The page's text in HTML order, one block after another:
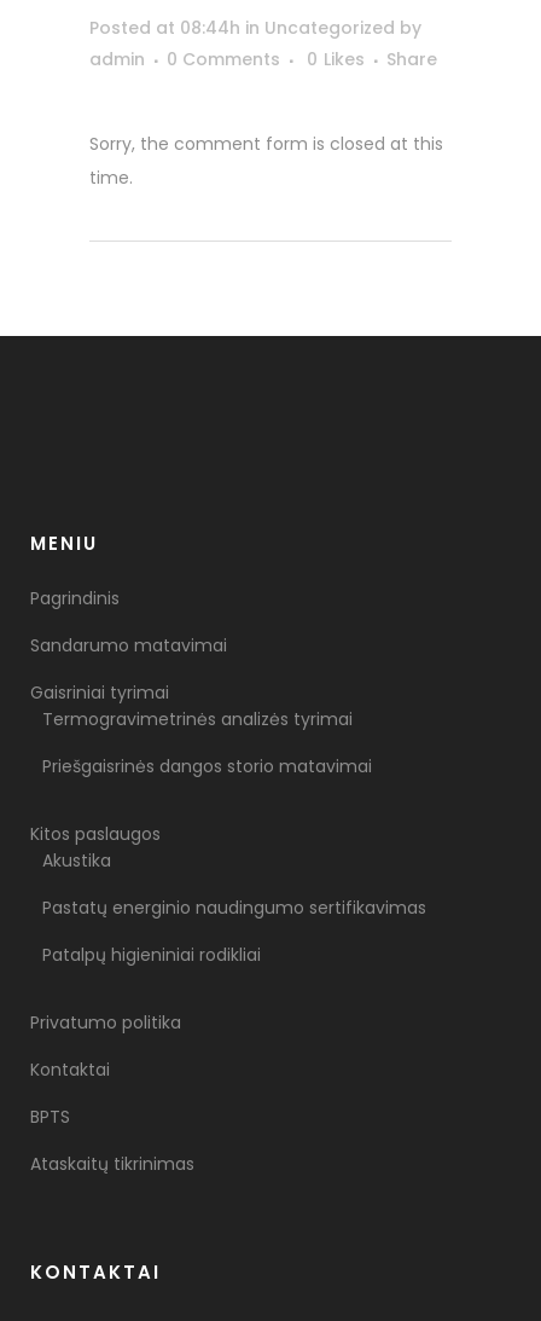
Posted at 08:44h in Uncategorized by
admin
0 Comments 0 Likes Share
Sorry, the comment form is closed at this
time.
MENIU
Pagrindinis
Sandarumo matavimai
Gaisriniai tyrimai
Termogravimetrinės analizės tyrimai
Priešgaisrinės dangos storio matavimai
Kitos paslaugos
Akustika
Pastatų energinio naudingumo sertifikavimas
Patalpų higieniniai rodikliai
Privatumo politika
Kontaktai
BPTS
Ataskaitų tikrinimas
KONTAKTAI